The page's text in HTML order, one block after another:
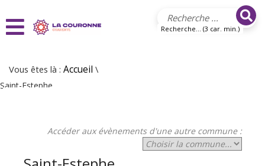
Recherche... (3 car. min.)
Vous êtes là : Accueil \
Saint-Estephe
Accéder aux évènements d'une autre commune :